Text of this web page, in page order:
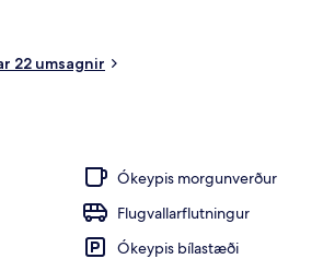
eru meðal annarra hápunkta
22 umsagnir
Ókeypis morgunverður
Flugvallarflutningur
Ókeypis bílastæði